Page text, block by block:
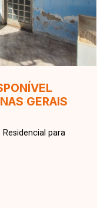
GERAIS
Residencial para